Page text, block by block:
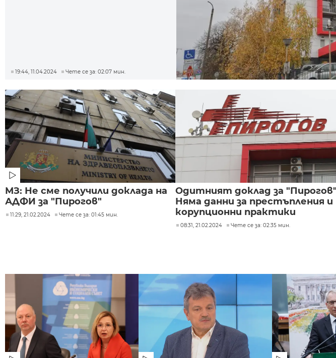
19:44, 11.04.2024 Чете се за: 02:07 мин.
МЗ: Не сме получили доклада на
АДФИ за "Пирогов"
11:29, 21.02.2024 Чете се за: 01:45 мин.
Одитният доклад за
Няма данни за престъпления и
корупционни практики
08:31, 21.02.2024 Чете се за: 02:35 мин.